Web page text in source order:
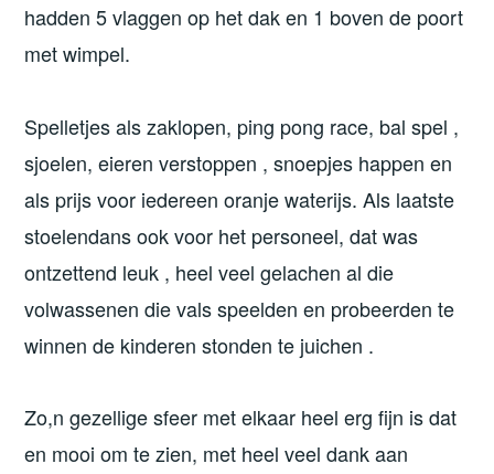
hadden 5 vlaggen op het dak en 1 boven de poort
met wimpel.
Spelletjes als zaklopen, ping pong race, bal spel ,
sjoelen, eieren verstoppen , snoepjes happen en
als prijs voor iedereen oranje waterijs. Als laatste
stoelendans ook voor het personeel, dat was
ontzettend leuk , heel veel gelachen al die
volwassenen die vals speelden en probeerden te
winnen de kinderen stonden te juichen .
Zo,n gezellige sfeer met elkaar heel erg fijn is dat
en mooi om te zien, met heel veel dank aan